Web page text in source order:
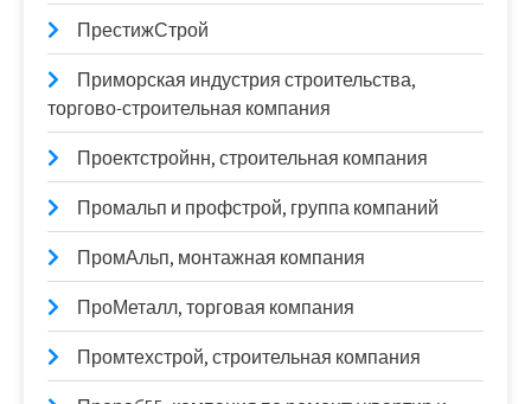
ПрестижСтрой
Приморская индустрия строительства,
торгово-строительная компания
Проектстройнн, строительная компания
Промальп и профстрой, группа компаний
ПромАльп, монтажная компания
ПроМеталл, торговая компания
Промтехстрой, строительная компания